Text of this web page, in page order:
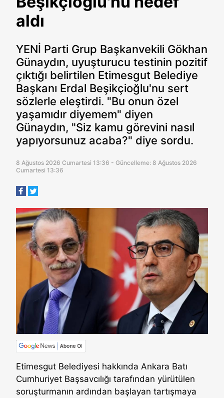
aldı
YENİ Parti Grup Başkanvekili Gökhan
Günaydın, uyuşturucu testinin pozitif
çıktığı belirtilen Etimesgut Belediye
Başkanı Erdal Beşikçioğlu'nu sert
sözlerle eleştirdi. "Bu onun özel
yaşamıdır diyemem" diyen
Günaydın, "Siz kamu görevini nasıl
yapıyorsunuz acaba?" diye sordu.
8 Ağustos 2026 Cumartesi 13:36 - Güncelleme: 8 Ağustos 2026
Cumartesi 13:36
Etimesgut Belediyesi hakkında Ankara Batı
Cumhuriyet Başsavcılığı tarafından yürütülen
soruşturmanın ardından başlayan tartışmaya